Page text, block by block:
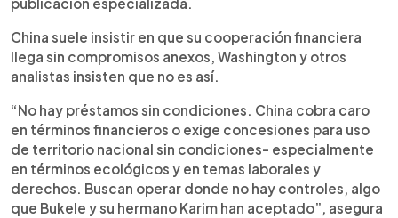
China suele insistir en que su cooperación financiera
llega sin compromisos anexos, Washington y otros
analistas insisten que no es así.
“No hay préstamos sin condiciones. China cobra caro
en términos financieros o exige concesiones para uso
de territorio nacional sin condiciones- especialmente
en términos ecológicos y en temas laborales y
derechos. Buscan operar donde no hay controles, algo
que Bukele y su hermano Karim han aceptado”, asegura